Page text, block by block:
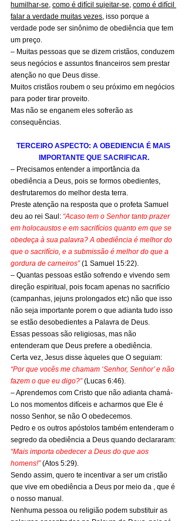
humilhar-se, como é difícil sujeitar-se, como é difícil
falar a verdade muitas vezes, isso porque a
verdade pode ser sinônimo de obediência que tem
um preço.
– Muitas pessoas que se dizem cristãos, conduzem
seus negócios e assuntos financeiros sem prestar
atenção no que Deus disse.
Muitos cristãos roubem o seu próximo em negócios
para poder tirar proveito.
Mas não se enganem eles sofrerão as
consequências.
TERCEIRO ASPECTO: A OBEDIENCIA É MAIS
IMPORTANTE QUE SACRIFICAR.
– Precisamos entender a importância da
obediência a Deus, pois se formos obedientes,
desfrutaremos do melhor desta terra.
Preste atenção na resposta que o profeta Samuel
deu ao rei Saul: “Acaso tem o Senhor tanto prazer
em holocaustos e em sacrifícios quanto em que se
obedeça à sua palavra? A obediência é melhor do
que o sacrifício, e a submissão é melhor do que a
gordura de carneiros” (1 Samuel 15:22).
– Quantas pessoas estão sofrendo e vivendo sem
direção espiritual, pois focam apenas no sacrifício
(campanhas, jejuns prolongados etc) não que isso
não seja importante porem o que adianta tudo isso
se estão desobedientes a Palavra de Deus.
Essas pessoas são religiosas, mas não
entenderam que Deus prefere a obediência.
Certa vez, Jesus disse àqueles que O seguiam:
“Por que vocês me chamam ‘Senhor, Senhor’ e não
fazem o que eu digo?” (Lucas 6:46).
– Aprendemos com Cristo que não adianta chamá-
Lo nos momentos difíceis e acharmos que Ele é
nosso Senhor, se não O obedecemos.
Pedro e os outros apóstolos também entenderam o
segredo da obediência a Deus quando declararam:
“Mais importa obedecer a Deus do que aos
homens!” (Atos 5:29).
Sendo assim, quero te incentivar a ser um cristão
que vive em obediência a Deus por meio da , que é
o nosso manual.
Nenhuma pessoa ou religião podem substituir as